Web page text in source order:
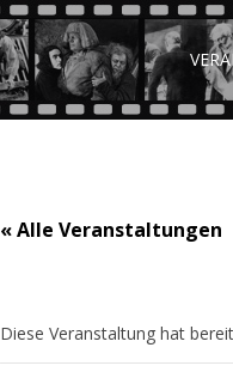
« Alle Veranstaltungen
Diese Veranstaltung hat